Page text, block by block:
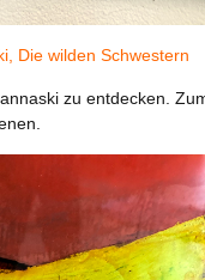
Die wilden Schwestern
zu entdecken.